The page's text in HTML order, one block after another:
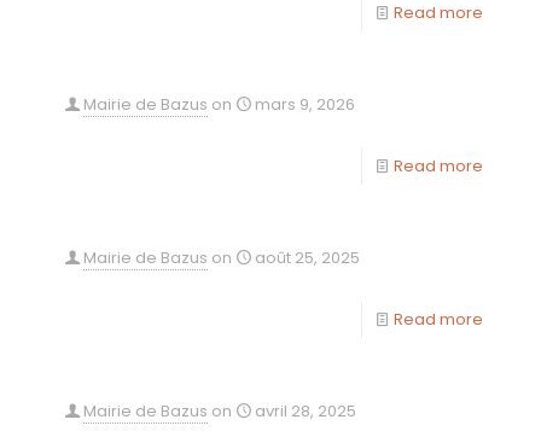
Read more
Mairie de Bazus on mars 9, 2026
Read more
Mairie de Bazus on août 25, 2025
Read more
Mairie de Bazus on avril 28, 2025